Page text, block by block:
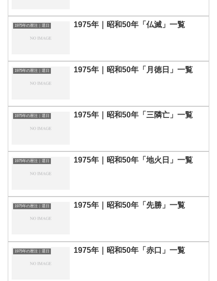
1975年の暦注｜選日 1975年｜昭和50年「仏滅」一覧
1975年の暦注｜選日 1975年｜昭和50年「月徳日」一覧
1975年の暦注｜選日 1975年｜昭和50年「三隣亡」一覧
1975年の暦注｜選日 1975年｜昭和50年「地火日」一覧
1975年の暦注｜選日 1975年｜昭和50年「先勝」一覧
1975年の暦注｜選日 1975年｜昭和50年「赤口」一覧